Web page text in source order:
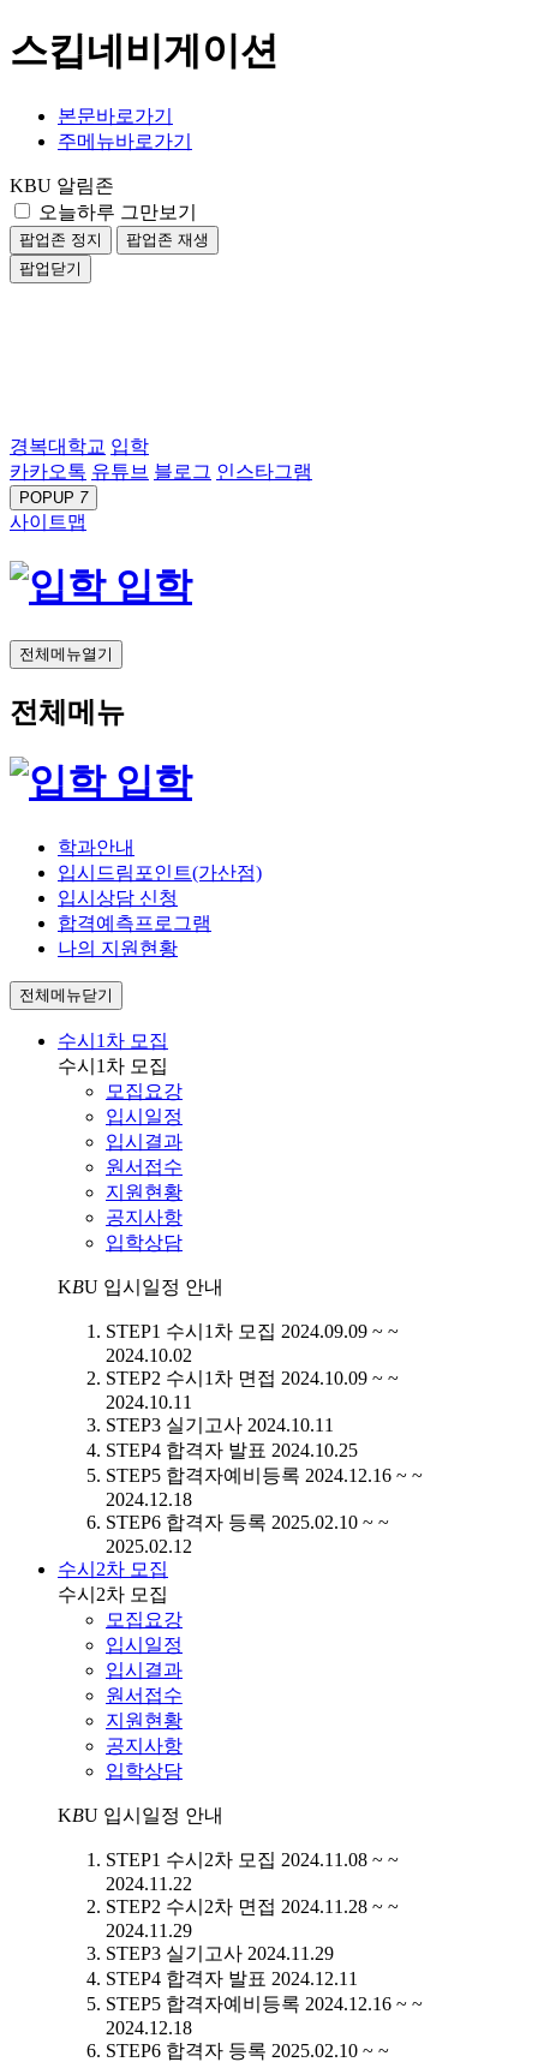
스킵네비게이션
본문바로가기
주메뉴바로가기
KBU 알림존
오늘하루 그만보기
팝업존 정지
팝업존 재생
팝업닫기
경복대학교 입학
카카오톡 유튜브 블로그 인스타그램
POPUP 7
사이트맵
입학
전체메뉴열기
전체메뉴
입학
학과안내
입시드림포인트(가산점)
입시상담 신청
합격예측프로그램
나의 지원현황
전체메뉴닫기
수시1차 모집
수시1차 모집
모집요강
입시일정
입시결과
원서접수
지원현황
공지사항
입학상담
KBU 입시일정 안내
STEP1 수시1차 모집 2024.09.09 ~ ~
2024.10.02
STEP2 수시1차 면접 2024.10.09 ~ ~
2024.10.11
STEP3 실기고사 2024.10.11
STEP4 합격자 발표 2024.10.25
STEP5 합격자예비등록 2024.12.16 ~ ~
2024.12.18
STEP6 합격자 등록 2025.02.10 ~ ~
2025.02.12
수시2차 모집
수시2차 모집
모집요강
입시일정
입시결과
원서접수
지원현황
공지사항
입학상담
KBU 입시일정 안내
STEP1 수시2차 모집 2024.11.08 ~ ~
2024.11.22
STEP2 수시2차 면접 2024.11.28 ~ ~
2024.11.29
STEP3 실기고사 2024.11.29
STEP4 합격자 발표 2024.12.11
STEP5 합격자예비등록 2024.12.16 ~ ~
2024.12.18
STEP6 합격자 등록 2025.02.10 ~ ~